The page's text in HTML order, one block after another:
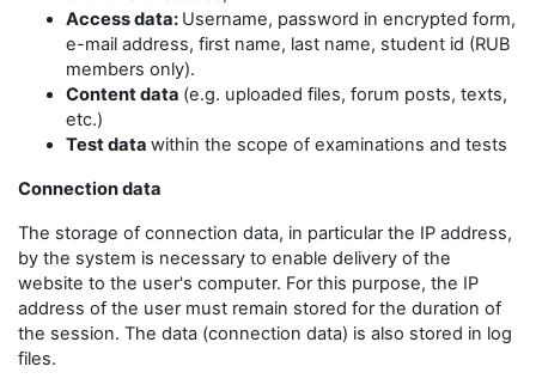
Access data: Username, password in encrypted form,
e-mail address, first name, last name, student id (RUB
members only).
Content data (e.g. uploaded files, forum posts, texts,
etc.)
Test data within the scope of examinations and tests
Connection data
The storage of connection data, in particular the IP address,
by the system is necessary to enable delivery of the
website to the user's computer. For this purpose, the IP
address of the user must remain stored for the duration of
the session. The data (connection data) is also stored in log
files.